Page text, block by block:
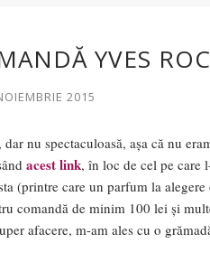
YVES
2015
nu spectaculoasă, așa că nu
acest link, în loc de cel pe care
(printre care un parfum la
comandă de minim 100 lei și
afacere, m-am ales cu o